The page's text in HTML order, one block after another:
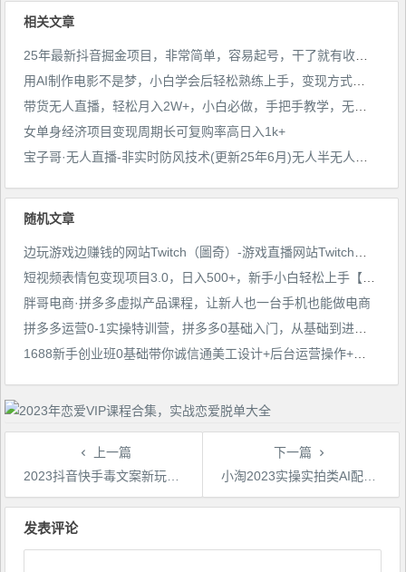
相关文章
女单身经济项目变现周期长可复购率高日入1k+
随机文章
胖哥电商·拼多多虚拟产品课程，让新人也一台手机也能做电商
上一篇
2023抖音快手毒文案新玩法，牌匾文案号，起号快易变现
下一篇
小淘2023实操实拍类AI配音中视频项目，一个账号每天大概50+左右，长期稳定
文
发表评论